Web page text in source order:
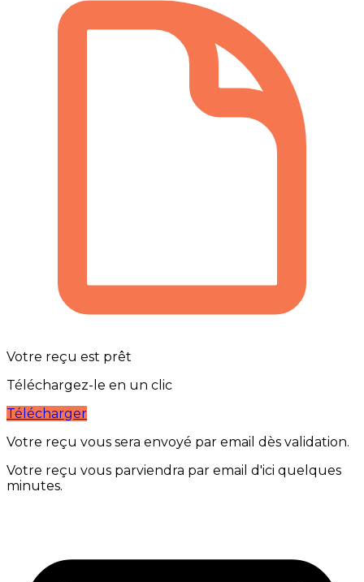
Votre reçu est prêt
Téléchargez-le en un clic
Télécharger
Votre reçu vous sera envoyé par email dès validation.
Votre reçu vous parviendra par email d'ici quelques
minutes.